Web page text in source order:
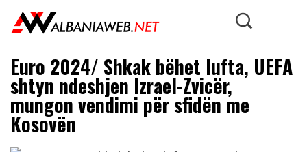
Euro 2024/ Shkak bëhet lufta, UEFA
shtyn ndeshjen Izrael-Zvicër,
mungon vendimi për sfidën me
Kosovën